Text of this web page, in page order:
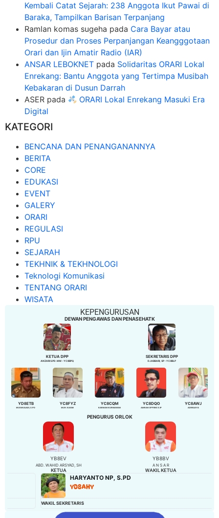
Kembali Catat Sejarah: 238 Anggota Ikut Pawai di
Baraka, Tampilkan Barisan Terpanjang
Ramlan komas sugeha pada Cara Bayar atau
Prosedur dan Proses Perpanjangan Keangggotaan
Orari dan Ijin Amatir Radio (IAR)
ANSAR LEBOKNET pada Solidaritas ORARI Lokal
Enrekang: Bantu Anggota yang Tertimpa Musibah
Kebakaran di Dusun Darrah
ASER pada
ORARI Lokal Enrekang Masuki Era
Digital
KATEGORI
BENCANA DAN PENANGANANNYA
BERITA
CORE
EDUKASI
EVENT
GALERY
ORARI
REGULASI
RPU
SEJARAH
TEKHNIK & TEKHNOLOGI
Teknologi Komunikasi
TENTANG ORARI
WISATA
KEPENGURUSAN
DEWAN PENGAWAS DAN PENASEHATK
KETUA DPP
ANZARI S.PD. MM - YC8BPQ
SEKRETARIS DPP
DJABBARI, SP - YC8BLP
YD8ETB
MUSMULIADI, S.PD
YC8FYZ
MUH. KASIM
YC8CQM
KARMAN KURNIAWAN
YC8DQO
AMRAN OPPENG S.IP
YC8AWJ
ADIWIJAYA
PENGURUS ORLOK
YB8EV
ABD. WAHID ARSYAD, SH
KETUA
YB8BV
A N S A R
WAKIL KETUA
HARYANTO NP, S.PD
YD8AHY
WAKIL SEKRETARIS